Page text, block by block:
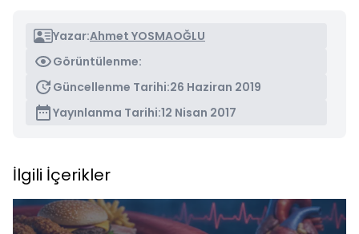
Yazar:Ahmet YOSMAOĞLU
Görüntülenme:
Güncellenme Tarihi:26 Haziran 2019
Yayınlanma Tarihi:12 Nisan 2017
İlgili İçerikler